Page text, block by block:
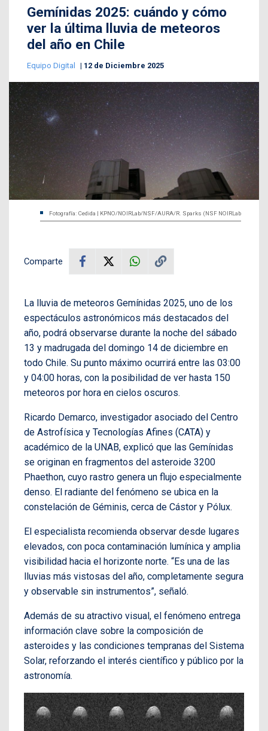
Gemínidas 2025: cuándo y cómo
ver la última lluvia de meteoros
del año en Chile
Equipo Digital 12 de Diciembre 2025
Fotografía: Cedida | KPNO/NOIRLab/NSF/AURA/R. Sparks (NSF NOIRLab
Comparte
La lluvia de meteoros Gemínidas 2025, uno de los
espectáculos astronómicos más destacados del
año, podrá observarse durante la noche del sábado
13 y madrugada del domingo 14 de diciembre en
todo Chile. Su punto máximo ocurrirá entre las 03:00
y 04:00 horas, con la posibilidad de ver hasta 150
meteoros por hora en cielos oscuros.
Ricardo Demarco, investigador asociado del Centro
de Astrofísica y Tecnologías Afines (CATA) y
académico de la UNAB, explicó que las Gemínidas
se originan en fragmentos del asteroide 3200
Phaethon, cuyo rastro genera un flujo especialmente
denso. El radiante del fenómeno se ubica en la
constelación de Géminis, cerca de Cástor y Pólux.
El especialista recomienda observar desde lugares
elevados, con poca contaminación lumínica y amplia
visibilidad hacia el horizonte norte. “Es una de las
lluvias más vistosas del año, completamente segura
y observable sin instrumentos”, señaló.
Además de su atractivo visual, el fenómeno entrega
información clave sobre la composición de
asteroides y las condiciones tempranas del Sistema
Solar, reforzando el interés científico y público por la
astronomía.